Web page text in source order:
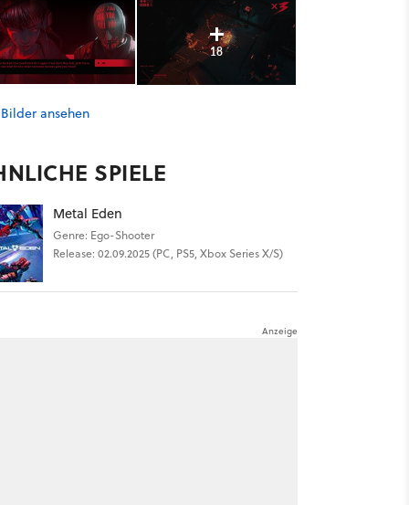
18
ansehen
SPIELE
Metal Eden
Genre: Ego-Shooter
Release: 02.09.2025 (PC, PS5, Xbox Series X/S)